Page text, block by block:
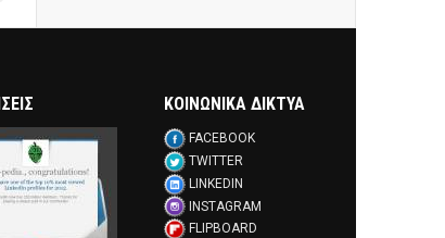
ΚΟΙΝΩΝΙΚΑ ΔΙΚΤΥΑ
FACEBOOK
TWITTER
LINKEDIN
INSTAGRAM
FLIPBOARD